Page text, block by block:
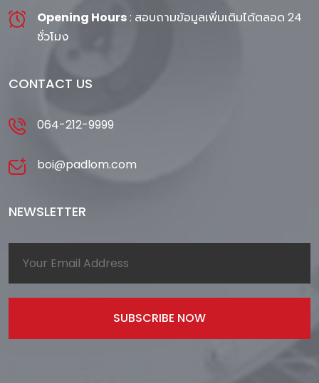
Opening Hours: สอบถามข้อมูลเพิ่มเติมได้ตลอด 24
ชั่วโมง
CONTACT US
064-212-9999
boi@padlom.com
NEWSLETTER